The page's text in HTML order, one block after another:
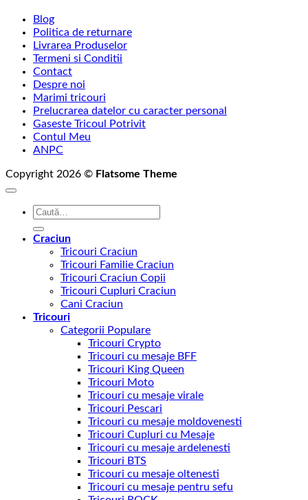
Blog
Politica de returnare
Livrarea Produselor
Termeni si Conditii
Contact
Despre noi
Marimi tricouri
Prelucrarea datelor cu caracter personal
Gaseste Tricoul Potrivit
Contul Meu
ANPC
Copyright 2026 © Flatsome Theme
Caută
Craciun
Tricouri Craciun
Tricouri Familie Craciun
Tricouri Craciun Copii
Tricouri Cupluri Craciun
Cani Craciun
Tricouri
Categorii Populare
Tricouri Crypto
Tricouri cu mesaje BFF
Tricouri King Queen
Tricouri Moto
Tricouri cu mesaje virale
Tricouri Pescari
Tricouri cu mesaje moldovenesti
Tricouri Cupluri cu Mesaje
Tricouri cu mesaje ardelenesti
Tricouri BTS
Tricouri cu mesaje oltenesti
Tricouri cu mesaje pentru sefu